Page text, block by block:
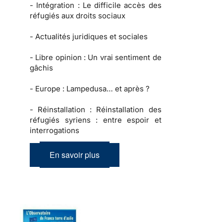
- Intégration : Le difficile accès des
réfugiés aux droits sociaux
- Actualités juridiques et sociales
- Libre opinion : Un vrai sentiment de
gâchis
- Europe : Lampedusa… et après ?
- Réinstallation : Réinstallation des
réfugiés syriens : entre espoir et
interrogations
En savoir plus